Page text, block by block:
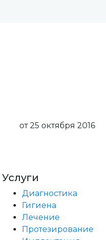
от 25 октября 2016
Услуги
Диагностика
Гигиена
Лечение
Протезирование